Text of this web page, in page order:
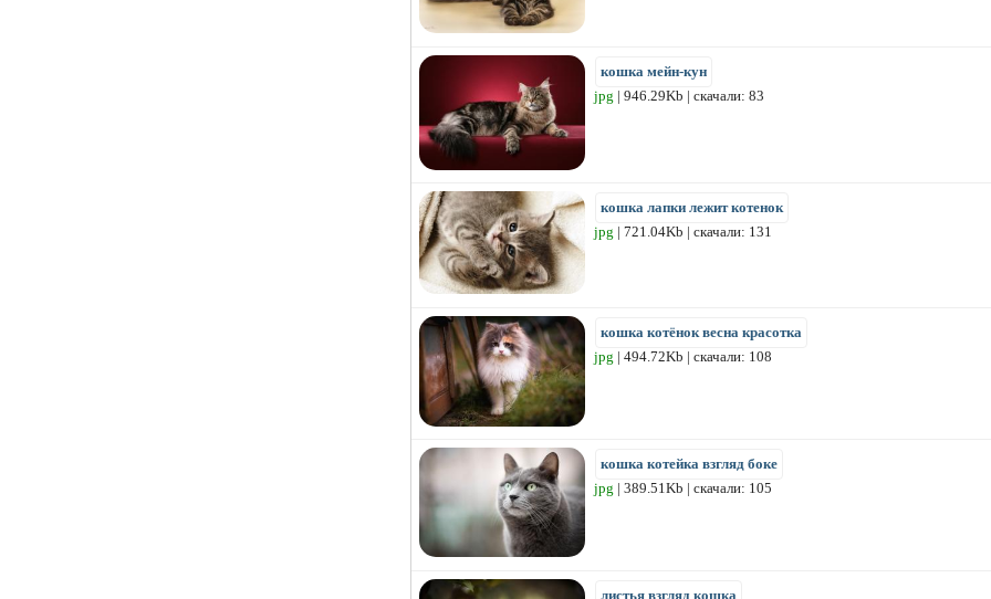
кошка мейн-кун
jpg | 946.29Kb | скачали: 83
кошка лапки лежит котенок
jpg | 721.04Kb | скачали: 131
кошка котёнок весна красотка
jpg | 494.72Kb | скачали: 108
кошка котейка взгляд боке
jpg | 389.51Kb | скачали: 105
листья взгляд кошка